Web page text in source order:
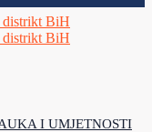
I UMJETNOSTI